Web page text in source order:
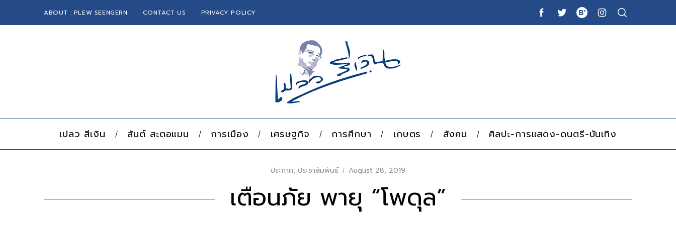
ABOUT : PLEW SEENGERN CONTACT US PRIVACY POLICY
เปลว สีเงิน สันต์ สะตอแมน การเมือง เศรษฐกิจ การศึกษา เกษตร สังคม ศิลปะ-การแสดง-ดนตรี-บันเทิง
ประกาศ, ประชาสัมพันธ์ August 28, 2019
เตือนภัย พายุ “โพดุล”